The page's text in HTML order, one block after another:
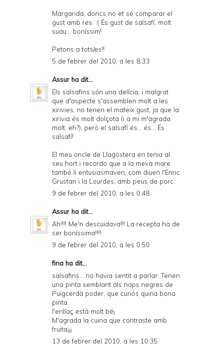
Margarida, doncs no et sé comparar el
gust amb res. :( És gust de salsafí, molt
suau... boníssim!
Petons a tots/es!!
5 de febrer del 2010, a les 8:33
Assur ha dit...
Els salsafins són una delícia, i malgrat
que d'aspecte s'assemblen molt a les
xirivies, no tenen el mateix gust, ja que la
xirivia és molt dolçota (i a mi m'agrada
molt, eh?), però el salsafí és... és... És
salsafí!
El meu oncle de Llagostera en tenia al
seu hort i recordo que a la meva mare
també li entusiasmaven, com diuen l'Enric
Grustan i la Lourdes, amb peus de porc.
9 de febrer del 2010, a les 0:48
Assur ha dit...
Ah!!!! Me'n descuidava!!! La recepta ha de
ser boníssima!!!!
9 de febrer del 2010, a les 0:50
fina ha dit...
salsafins... no havia sentit a parlar. Tenen
una pinta semblant als naps negres de
Puigcerdà poder, que curiós quina bona
pinta.
l'enllaç està molt bé¡
M'agrada la cuina que contraste amb
fruita¡¡¡
13 de febrer del 2010, a les 10:35